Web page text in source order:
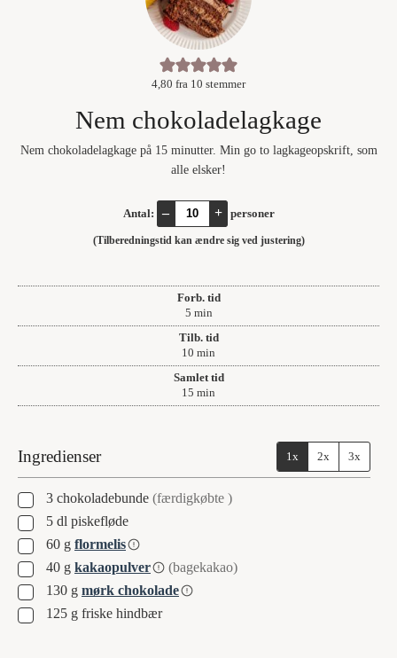
4,80 fra 10 stemmer
Nem chokoladelagkage
Nem chokoladelagkage på 15 minutter. Min go to lagkageopskrift, som
alle elsker!
Antal: – + personer
(Tilberedningstid kan ændre sig ved justering)
Forb. tid
5minutter
min
Tilb. tid
10 minutter
min
Samlet tid
15 minutter
min
Ingredienser 1x 2x 3x
▢
3 chokoladebunde (færdigkøbte )
▢
5 dl piskefløde
▢
60 g flormelis
▢
40 g kakaopulver (bagekakao)
▢130 g mørk chokolade
▢125 g friske hindbær